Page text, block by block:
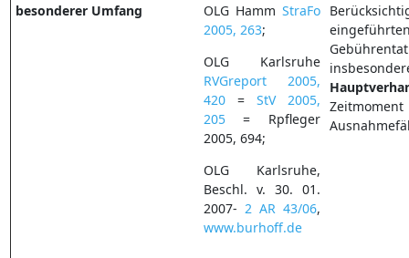
besonderer Umfang OLG Hamm StraFo
2005, 263;
OLG Karlsruhe
RVGreport 2005,
420= StV 2005,
205= Rpfleger
2005, 694;
OLG Karlsruhe,
Beschl. v. 30. 01.
2007- 2 AR 43/06,
www.burhoff.de